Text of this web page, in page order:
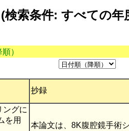
索条件: すべての年
）
抄録
ングに
を用
本論文は、8K腹腔鏡手術シ